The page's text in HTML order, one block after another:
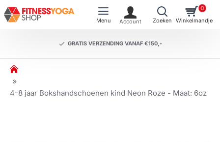
GRATIS VERZENDING VANAF €150,-
0
h
m
4-8 jaar Bokshandschoenen kind Neon Roze - Maat: 6oz